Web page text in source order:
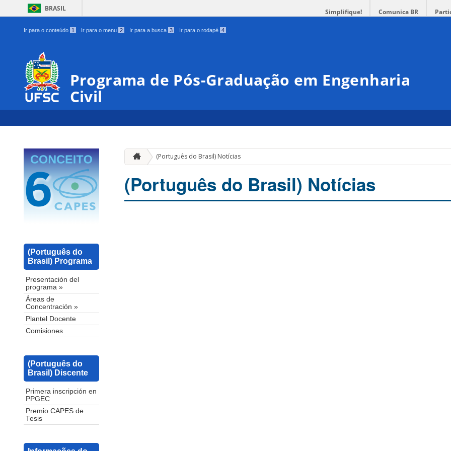
BRASIL Simplifique! Comunica BR
Ir para o conteúdo 1 Ir para o menu 2 Ir para a busca 3 Ir para o rodapé 4
Programa de Pós-Graduação em Engenharia
Civil
(Português do
Brasil) Programa
Presentación del
programa »
Áreas de
Concentración »
Plantel Docente
Comisiones
(Português do
Brasil) Discente
Primera inscripción en
PPGEC
Premio CAPES de
Tesis
(Português do Brasil) Notícias
(Português do Brasil) Notícias